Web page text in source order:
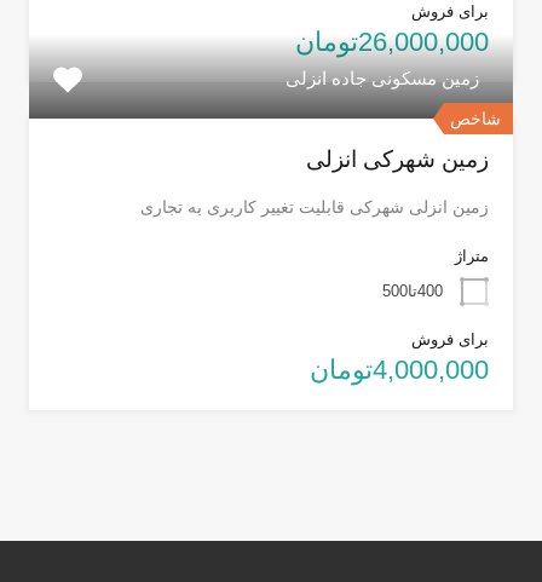
برای فروش
26,000,000تومان
شاخص
زمین مسکونی جاده انزلی
زمین شهرکی انزلی
زمین انزلی شهرکی قابلیت تغییر کاربری به تجاری
متراژ
400تا500
برای فروش
4,000,000تومان